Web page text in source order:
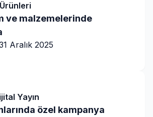
ve malzemelerinde
Aralık 2025
Yayın
özel kampanya